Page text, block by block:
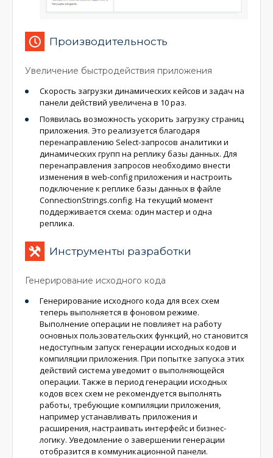
Производительность
Увеличение быстродействия приложения
Скорость загрузки динамических кейсов и задач на
панели действий увеличена в 10 раз.
Появилась возможность ускорить загрузку страниц
приложения. Это реализуется благодаря
перенаправлению Select-запросов аналитики и
динамических групп на реплику базы данных. Для
перенаправления запросов необходимо внести
изменения в web-config приложения и настроить
подключение к реплике базы данных в файле
ConnectionStrings.config. На текущий момент
поддерживается схема: один мастер и одна
реплика.
Инструменты разработки
Генерирование исходного кода
Генерирование исходного кода для всех схем
теперь выполняется в фоновом режиме.
Выполнение операции не повлияет на работу
основных пользовательских функций, но становится
недоступным запуск генерации исходных кодов и
компиляции приложения. При попытке запуска этих
действий система уведомит о выполняющейся
операции. Также в период генерации исходных
кодов всех схем не рекомендуется выполнять
работы, требующие компиляции приложения,
например устанавливать приложения и
расширения, настраивать интерфейс и бизнес-
логику. Уведомление о завершении генерации
отобразится в коммуникационной панели.